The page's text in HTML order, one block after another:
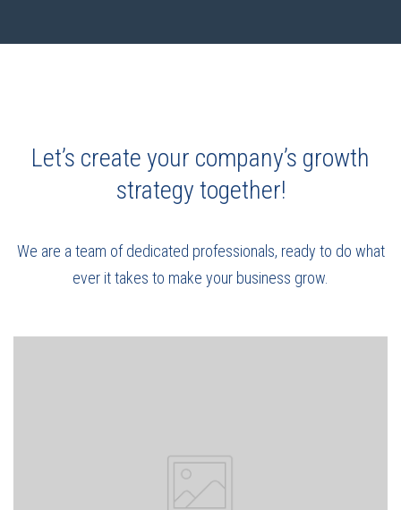
Let’s create your company’s growth
strategy together!
We are a team of dedicated professionals, ready to do what
ever it takes to make your business grow.